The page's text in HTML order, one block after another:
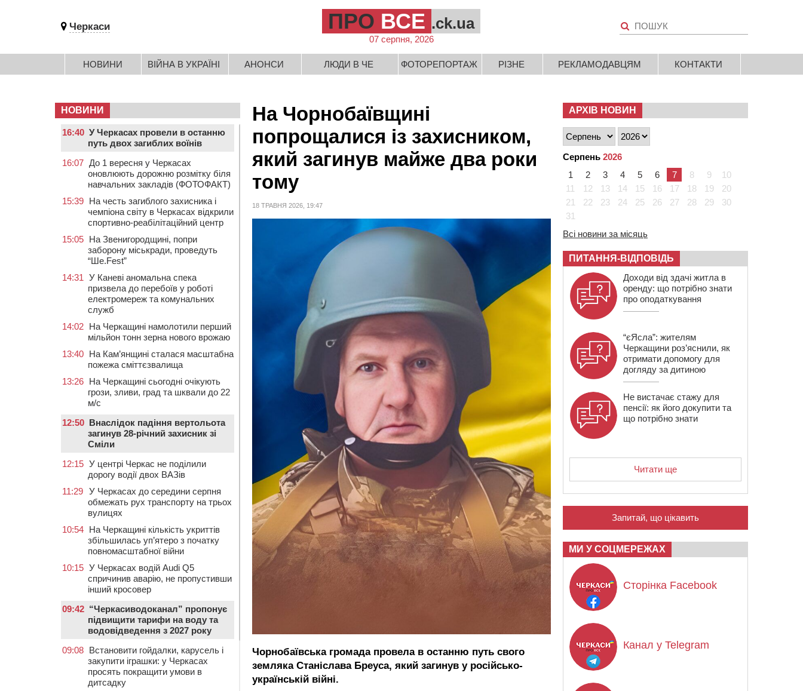
Черкаси ПРО ВСЕ .ck.ua
07 серпня, 2026
НОВИНИ ВІЙНА В УКРАЇНІ АНОНСИ ЛЮДИ В ЧЕ ФОТОРЕПОРТАЖ РІЗНЕ РЕКЛАМОДАВЦЯМ КОНТАКТИ
На Чорнобаївщині
попрощалися із захисником,
який загинув майже два роки
тому
18 ТРАВНЯ 2026, 19:47
Чорнобаївська громада провела в останню путь свого
земляка Станіслава Бреуса, який загинув у російсько-
українській війні.
НОВИНИ
16:40 У Черкасах провели в останню
путь двох загиблих воїнів
16:07 До 1 вересня у Черкасах
оновлюють дорожню розмітку біля
навчальних закладів (ФОТОФАКТ)
15:39 На честь загиблого захисника і
чемпіона світу в Черкасах відкрили
спортивно-реабілітаційний центр
15:05 На Звенигородщині, попри
заборону міськради, проведуть
“Ше.Fest”
14:31 У Каневі аномальна спека
призвела до перебоїв у роботі
електромереж та комунальних
служб
14:02 На Черкащині намолотили перший
мільйон тонн зерна нового врожаю
13:40 На Кам’янщині сталася масштабна
пожежа сміттєзвалища
13:26 На Черкащині сьогодні очікують
грози, зливи, град та шквали до 22
м/с
12:50 Внаслідок падіння вертольота
загинув 28-річний захисник зі
Сміли
12:15 У центрі Черкас не поділили
дорогу водії двох ВАЗів
11:29 У Черкасах до середини серпня
обмежать рух транспорту на трьох
вулицях
10:54 На Черкащині кількість укриттів
збільшилась уп’ятеро з початку
повномасштабної війни
10:15 У Черкасах водій Audi Q5
спричинив аварію, не пропустивши
інший кросовер
09:42 “Черкасиводоканал” пропонує
підвищити тарифи на воду та
водовідведення з 2027 року
09:08 Встановити гойдалки, карусель і
закупити іграшки: у Черкасах
просять покращити умови в
дитсадку
АРХІВ НОВИН
Серпень 2026
1
2 3 4 5 6 7 8 9
10
11
12 13 14 15 16 17 18 19
20
21
22 23 24 25 26 27 28 29
30
31
Всі новини за місяць
ПИТАННЯ-ВІДПОВІДЬ
Доходи від здачі житла в
оренду: що потрібно знати
про оподаткування
“єЯсла”: жителям
Черкащини роз’яснили, як
отримати допомогу для
догляду за дитиною
Не вистачає стажу для
пенсії: як його докупити та
що потрібно знати
Читати ще
Запитай, що цікавить
МИ У СОЦМЕРЕЖАХ
Сторінка Facebook
Канал у Telegram